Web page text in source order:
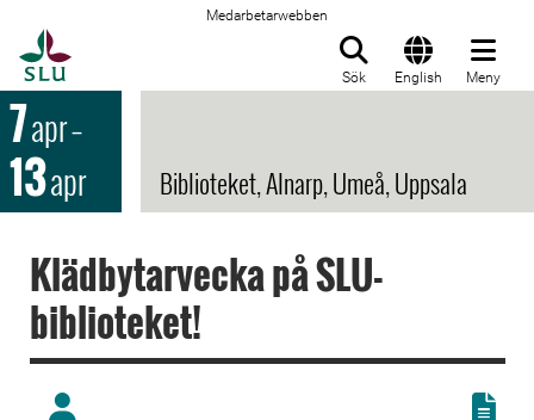
Medarbetarwebben
Sök English Meny
7apr–
13apr Biblioteket, Alnarp, Umeå, Uppsala
Klädbytarvecka på SLU-
biblioteket!